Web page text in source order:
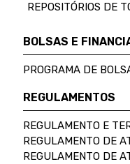
REPOSITÓRIOS DE
BOLSAS E
PROGRAMA DE
REGULAMENTOS
REGULAMENTO E
REGULAMENTO DE
REGULAMENTO DE